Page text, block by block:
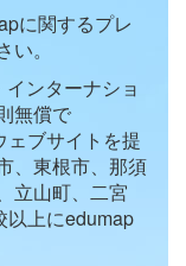
に関するプレ
。
ンターナショ
無償で
ェブサイトを提
、東根市、那須
立山町、二宮
以上にedumap